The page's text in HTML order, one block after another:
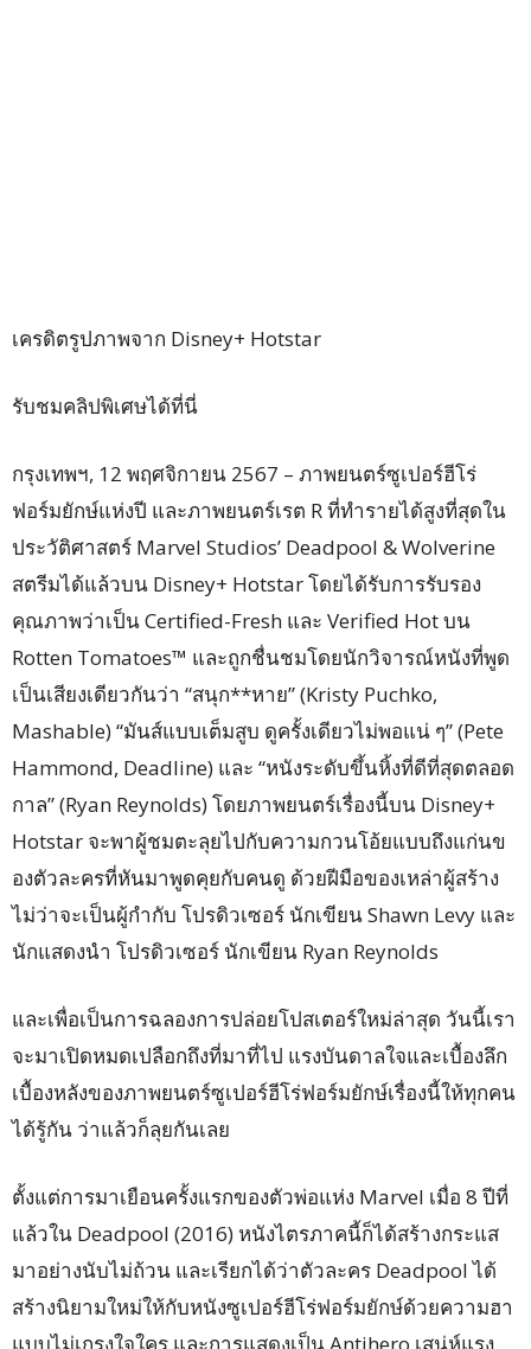
เครดิตรูปภาพจาก Disney+ Hotstar
รับชมคลิปพิเศษได้ที่นี่
กรุงเทพฯ, 12 พฤศจิกายน 2567 – ภาพยนตร์ซูเปอร์ฮีโร่
ฟอร์มยักษ์แห่งปี และภาพยนตร์เรต R ที่ทำรายได้สูงที่สุดใน
ประวัติศาสตร์ Marvel Studios’ Deadpool & Wolverine
สตรีมได้แล้วบน Disney+ Hotstar โดยได้รับการรับรอง
คุณภาพว่าเป็น Certified-Fresh และ Verified Hot บน
Rotten Tomatoes™ และถูกชื่นชมโดยนักวิจารณ์หนังที่พูด
เป็นเสียงเดียวกันว่า “สนุก**หาย” (Kristy Puchko,
Mashable) “มันส์แบบเต็มสูบ ดูครั้งเดียวไม่พอแน่ ๆ” (Pete
Hammond, Deadline) และ “หนังระดับขึ้นหิ้งที่ดีที่สุดตลอด
กาล” (Ryan Reynolds) โดยภาพยนตร์เรื่องนี้บน Disney+
Hotstar จะพาผู้ชมตะลุยไปกับความกวนโอ้ยแบบถึงแก่นข
องตัวละครที่หันมาพูดคุยกับคนดู ด้วยฝีมือของเหล่าผู้สร้าง
ไม่ว่าจะเป็นผู้กำกับ โปรดิวเซอร์ นักเขียน Shawn Levy และ
นักแสดงนำ โปรดิวเซอร์ นักเขียน Ryan Reynolds
และเพื่อเป็นการฉลองการปล่อยโปสเตอร์ใหม่ล่าสุด วันนี้เรา
จะมาเปิดหมดเปลือกถึงที่มาที่ไป แรงบันดาลใจและเบื้องลึก
เบื้องหลังของภาพยนตร์ซูเปอร์ฮีโร่ฟอร์มยักษ์เรื่องนี้ให้ทุกคน
ได้รู้กัน ว่าแล้วก็ลุยกันเลย
ตั้งแต่การมาเยือนครั้งแรกของตัวพ่อแห่ง Marvel เมื่อ 8 ปีที่
แล้วใน Deadpool (2016) หนังไตรภาคนี้ก็ได้สร้างกระแส
มาอย่างนับไม่ถ้วน และเรียกได้ว่าตัวละคร Deadpool ได้
สร้างนิยามใหม่ให้กับหนังซูเปอร์ฮีโร่ฟอร์มยักษ์ด้วยความฮา